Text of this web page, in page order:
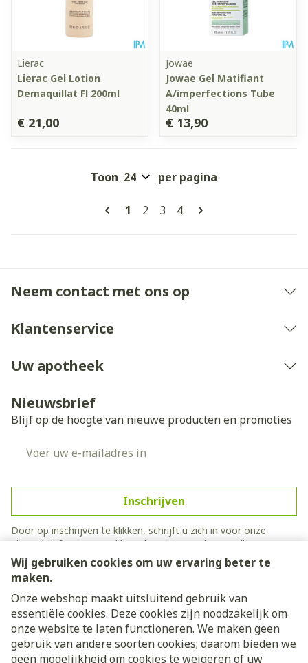
Wij gebruiken cookies om uw ervaring beter te
maken.
Onze webshop maakt uitsluitend gebruik van
essentiële cookies. Deze cookies zijn noodzakelijk om
onze website te laten functioneren. We maken geen
gebruik van andere soorten cookies; daarom bieden we
geen mogelijkheid om cookies te weigeren of uw
Lierac
Lierac Gel Lotion
Demaquillat Fl 200ml
€ 21,00
Jowae
Jowae Gel Matifiant
A/imperfections Tube
40ml
€ 13,90
Pagina's
U lees momenteel pagina
1 Pagina
2 Pagina
3 Pagina
4
Toon per pagina
Neem contact met ons op
Klantenservice
Uw apotheek
Nieuwsbrief
Blijf op de hoogte van nieuwe producten en promoties
Inschrijven
Door op inschrijven te klikken, schrijft u zich in voor onze
nieuwsbrief en gaat u akkoord met onzeprivacy policy.